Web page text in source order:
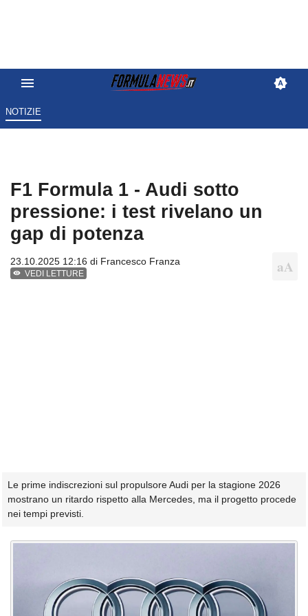
NOTIZIE
F1 Formula 1 - Audi sotto
pressione: i test rivelano un
gap di potenza
23.10.2025 12:16 di Francesco Franza
VEDI LETTURE
Le prime indiscrezioni sul propulsore Audi per la stagione 2026
mostrano un ritardo rispetto alla Mercedes, ma il progetto procede
nei tempi previsti.